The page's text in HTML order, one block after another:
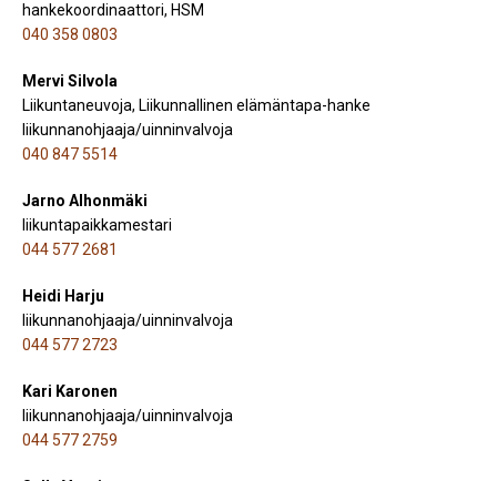
hankekoordinaattori, HSM
040 358 0803
Mervi Silvola
Liikuntaneuvoja, Liikunnallinen elämäntapa-hanke
liikunnanohjaaja/uinninvalvoja
040 847 5514
Jarno Alhonmäki
liikuntapaikkamestari
044 577 2681
Heidi Harju
liikunnanohjaaja/uinninvalvoja
044 577 2723
Kari Karonen
liikunnanohjaaja/uinninvalvoja
044 577 2759